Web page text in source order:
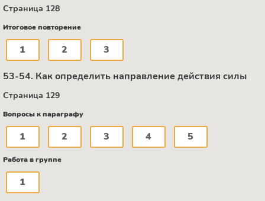
Страница 128
Итоговое повторение
1 2 3
53-54. Как определить направление действия силы
Страница 129
Вопросы к параграфу
1 2 3 4 5
Работа в группе
1